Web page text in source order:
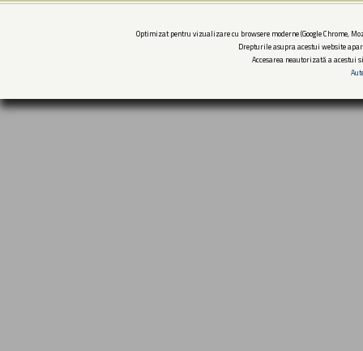
Optimizat pentru vizualizare cu browsere moderne (Google Chrome,
Drepturile asupra acestui website
Accesarea neautorizată a acestui